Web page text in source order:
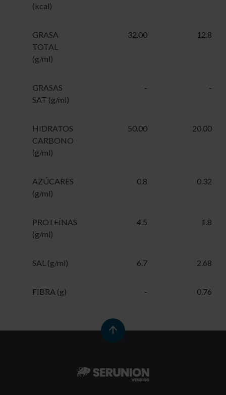
(kcal)
GRASA
TOTAL
(g/ml)
32.00 12.8
GRASAS
SAT (g/ml)
- -
HIDRATOS
CARBONO
(g/ml)
50.00 20.00
AZÚCARES
(g/ml)
0.8 0.32
PROTEÍNAS
(g/ml)
4.5 1.8
SAL (g/ml) 6.7 2.68
FIBRA (g) - 0.76